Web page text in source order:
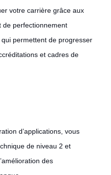
votre carrière grâce aux
de perfectionnement
permettent de progresser
et cadres de
d’applications, vous
de niveau 2 et
des